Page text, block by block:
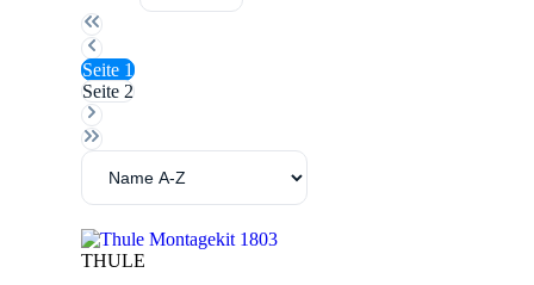
Seite 1
Seite 2
THULE